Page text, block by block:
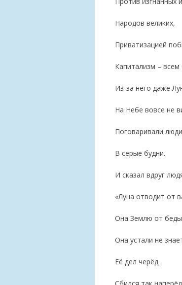
Народов великих,
Приватизацией
Капитализм – всем
Из-за него даже
На Небе вовсе не
Поговаривали люди
В серые будни.
И сказал вдруг
«Луна отводит от
Она Землю от
Она устали не
Её дел черёд